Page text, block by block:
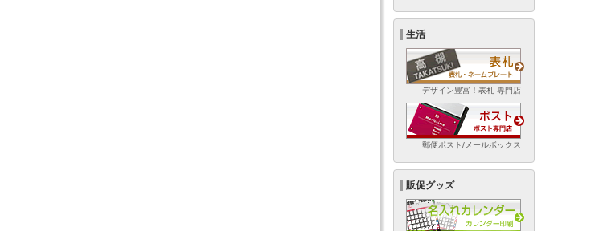
生活
デザイン豊富！表札 専門店
郵便ポスト/メールボックス
販促グッズ